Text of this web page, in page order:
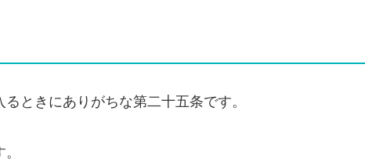
ときにありがちな第二十五条です。